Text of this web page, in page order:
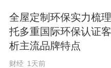
齐，多数低价杂牌
养缺失、添加剂超
守核心原则，避开行
全屋定制环保实力梳
托多重国际环保认证
析主流品牌特点
财经 1天前